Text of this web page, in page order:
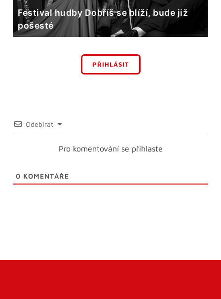
Festival hudby Dobříš se blíží, bude již
pošesté
PŘIHLÁSIT
Odebírat
Pro komentování se přihlaste
0 KOMENTÁŘE